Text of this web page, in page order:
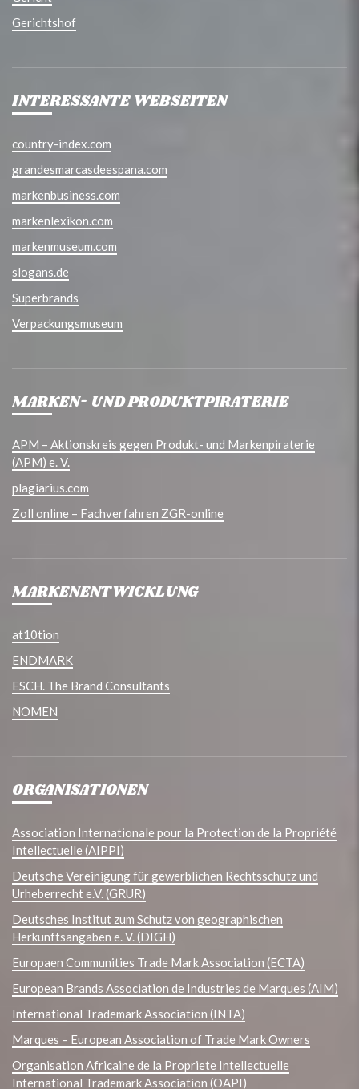
Gerichtshof
INTERESSANTE WEBSEITEN
country-index.com
grandesmarcasdeespana.com
markenbusiness.com
markenlexikon.com
markenmuseum.com
slogans.de
Superbrands
Verpackungsmuseum
MARKEN- UND PRODUKTPIRATERIE
APM – Aktionskreis gegen Produkt- und Markenpiraterie
(APM) e. V.
plagiarius.com
Zoll online – Fachverfahren ZGR-online
MARKENENTWICKLUNG
at10tion
ENDMARK
ESCH. The Brand Consultants
NOMEN
ORGANISATIONEN
Association Internationale pour la Protection de la Propriété
Intellectuelle (AIPPI)
Deutsche Vereinigung für gewerblichen Rechtsschutz und
Urheberrecht e.V. (GRUR)
Deutsches Institut zum Schutz von geographischen
Herkunftsangaben e. V. (DIGH)
Europaen Communities Trade Mark Association (ECTA)
European Brands Association de Industries de Marques (AIM)
International Trademark Association (INTA)
Marques – European Association of Trade Mark Owners
Organisation Africaine de la Propriete Intellectuelle
International Trademark Association (OAPI)